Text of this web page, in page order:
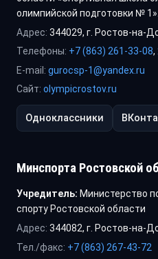
олимпийской подготовки № 1».
Адрес: 344029, г. Ростов-на-
Телефоны: +7 (863) 261-33-08,
E-mail: gurocsp-1@yandex.ru
Сайт: olympicrostov.ru
Одноклассники
Минспорта Ростовской
Учредитель: Министерство
спорту Ростовской области
Адрес: 344082, г. Ростов-на-
Тел./факс: +7 (863) 267-43-72